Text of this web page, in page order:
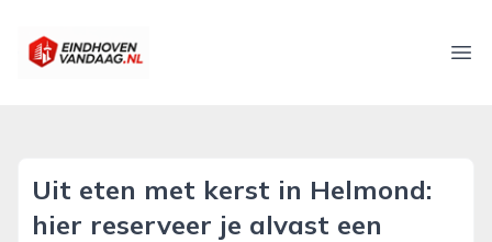
eindhovenvandaag.nl
Uit eten met kerst in Helmond:
hier reserveer je alvast een